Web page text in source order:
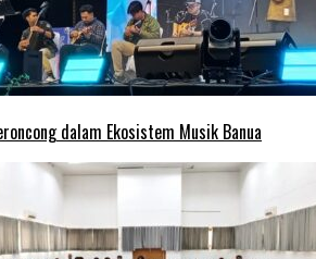
dalam Ekosistem Musik Banua